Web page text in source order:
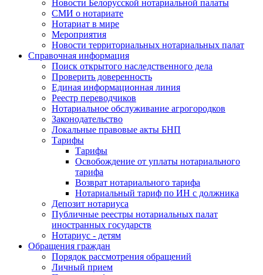
Новости Белорусской нотариальной палаты
СМИ о нотариате
Нотариат в мире
Мероприятия
Новости территориальных нотариальных палат
Справочная информация
Поиск открытого наследственного дела
Проверить доверенность
Единая информационная линия
Реестр переводчиков
Нотариальное обслуживание агрогородков
Законодательство
Локальные правовые акты БНП
Тарифы
Тарифы
Освобождение от уплаты нотариального
тарифа
Возврат нотариального тарифа
Нотариальный тариф по ИН с должника
Депозит нотариуса
Публичные реестры нотариальных палат
иностранных государств
Нотариус - детям
Обращения граждан
Порядок рассмотрения обращений
Личный прием